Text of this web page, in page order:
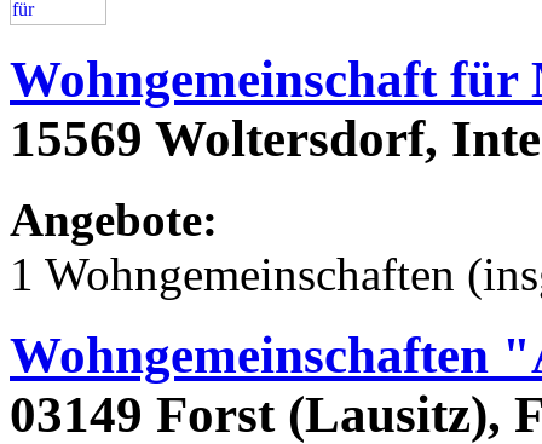
Wohngemeinschaft für
15569 Woltersdorf,
Angebote:
1 Wohngemeinschaften
Wohngemeinschaften
03149 Forst (Lausitz),